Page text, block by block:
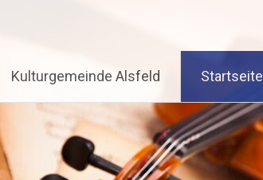
Kulturgemeinde Alsfeld Startseite